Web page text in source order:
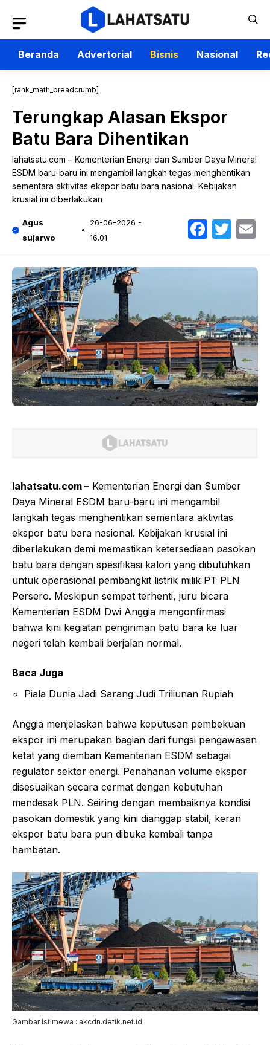
isi
Beranda
Advertorial Bisnis Nasional
[rank_math_breadcrumb]
Terungkap Alasan Ekspor
Batu Bara Dihentikan
lahatsatu.com – Kementerian Energi dan Sumber Daya Mineral
ESDM baru-baru ini mengambil langkah tegas menghentikan
sementara aktivitas ekspor batu bara nasional. Kebijakan
krusial ini diberlakukan
Agus
sujarwo
26-06-2026 -
16.01
lahatsatu.com – Kementerian Energi dan Sumber
Daya Mineral ESDM baru-baru ini mengambil
langkah tegas menghentikan sementara aktivitas
ekspor batu bara nasional. Kebijakan krusial ini
diberlakukan demi memastikan ketersediaan pasokan
batu bara dengan spesifikasi kalori yang dibutuhkan
untuk operasional pembangkit listrik milik PT PLN
Persero. Meskipun sempat terhenti, juru bicara
Kementerian ESDM Dwi Anggia mengonfirmasi
bahwa kini kegiatan pengiriman batu bara ke luar
negeri telah kembali berjalan normal.
Baca Juga
Piala Dunia Jadi Sarang Judi Triliunan Rupiah
Anggia menjelaskan bahwa keputusan pembekuan
ekspor ini merupakan bagian dari fungsi pengawasan
ketat yang diemban Kementerian ESDM sebagai
regulator sektor energi. Penahanan volume ekspor
disesuaikan secara cermat dengan kebutuhan
mendesak PLN. Seiring dengan membaiknya kondisi
pasokan domestik yang kini dianggap stabil, keran
ekspor batu bara pun dibuka kembali tanpa
hambatan.
Gambar Istimewa : akcdn.detik.net.id